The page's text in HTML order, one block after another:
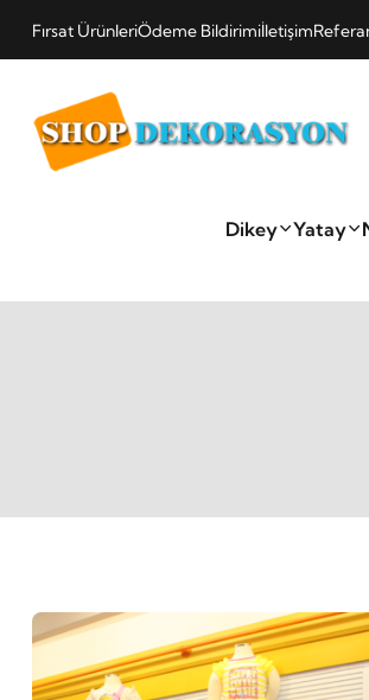
Fırsat ÜrünleriÖdeme Bildirimiİletişim
Dikey Yatay